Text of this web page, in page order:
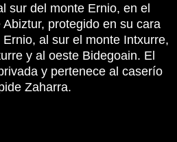
sur del monte Ernio, en el
protegido en su cara
al sur el monte Intxurre,
y al oeste Bidegoain. El
y pertenece al caserío
Zaharra.